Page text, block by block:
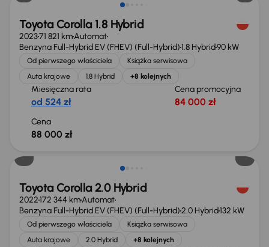
Toyota Corolla 1.8 Hybrid
202371 821 kmAutomat
Benzyna Full-Hybrid EV (FHEV) (Full-Hybrid)1.8 Hybrid90 kW
Od pierwszego właściciela
Książka serwisowa
Auta krajowe
1.8 Hybrid +8 kolejnych
Miesięczna rata
od 524 zł
Cena promocyjna
84 000 zł
Cena
88 000 zł
Świeżo skupione
Toyota Corolla 2.0 Hybrid
2022172 344 kmAutomat
Benzyna Full-Hybrid EV (FHEV) (Full-Hybrid)2.0 Hybrid132 kW
Od pierwszego właściciela
Książka serwisowa
Auta krajowe
2.0 Hybrid +8 kolejnych